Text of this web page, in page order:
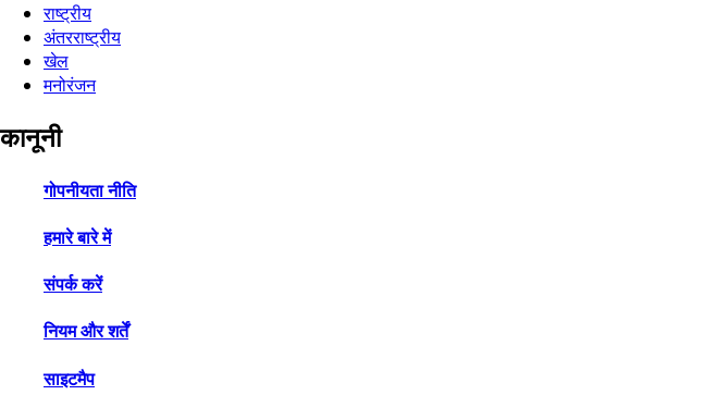
राष्ट्रीय
अंतरराष्ट्रीय
खेल
मनोरंजन
कानूनी
गोपनीयता नीति
हमारे बारे में
संपर्क करें
नियम और शर्तें
साइटमैप